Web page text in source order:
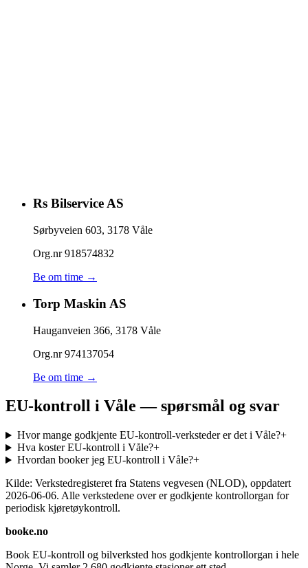
Rs Bilservice AS
Sørbyveien 603, 3178 Våle
Org.nr918574832
Be om time →
Torp Maskin AS
Hauganveien 366, 3178 Våle
Org.nr974137054
Be om time →
EU-kontroll i Våle — spørsmål og svar
Hvor mange godkjente EU-kontroll-verksteder er det i Våle?+
Hva koster EU-kontroll i Våle?+
Hvordan booker jeg EU-kontroll i Våle?+
Kilde: Verkstedregisteret fra Statens vegvesen (NLOD), oppdatert
2026-06-06. Alle verkstedene over er godkjente kontrollorgan for
periodisk kjøretøykontroll.
booke.no
Book EU-kontroll og bilverksted hos godkjente kontrollorgan i hele